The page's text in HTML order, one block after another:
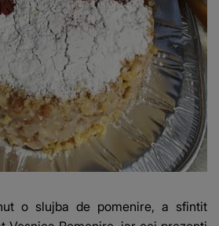
o slujba de pomenire, a sfintit